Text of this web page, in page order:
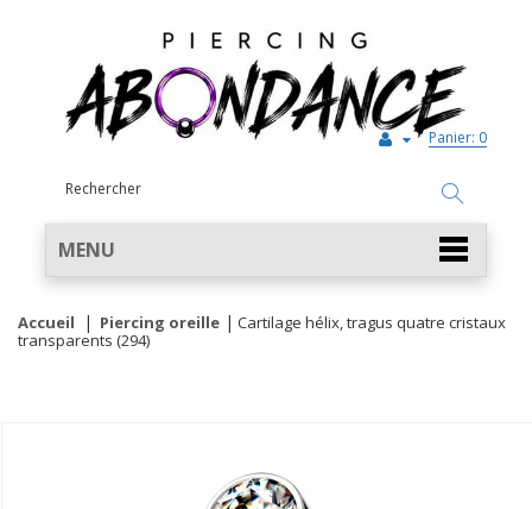
Panier: 0
MENU
Accueil Piercing oreille
Cartilage hélix, tragus quatre cristaux
transparents (294)